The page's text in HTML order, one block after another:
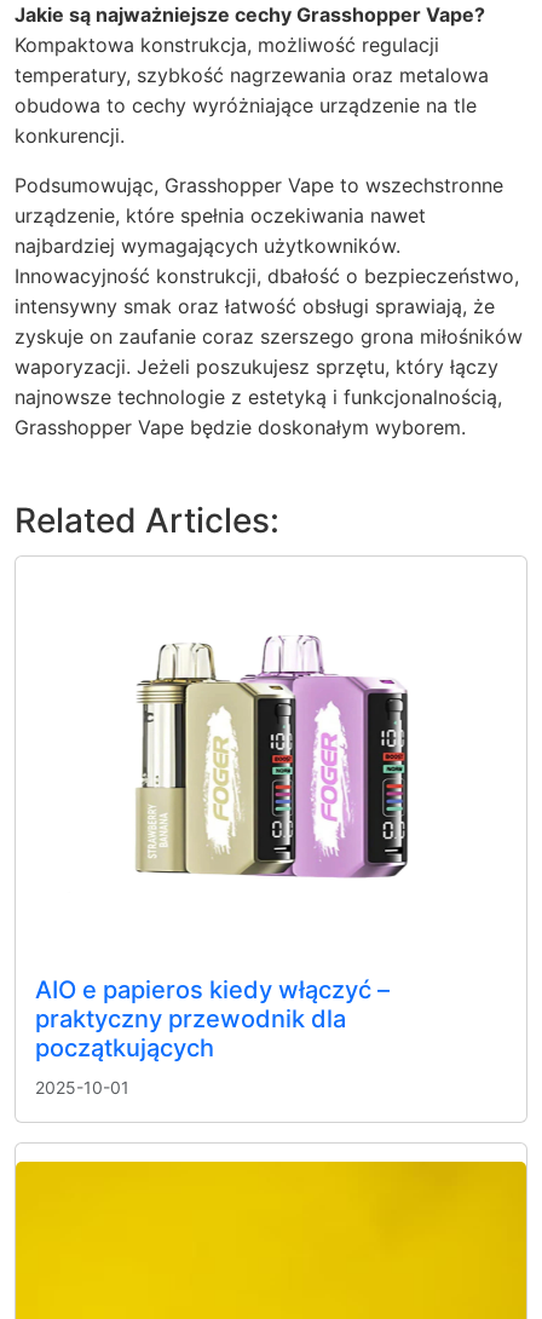
Jakie są najważniejsze cechy Grasshopper Vape?
Kompaktowa konstrukcja, możliwość regulacji
temperatury, szybkość nagrzewania oraz metalowa
obudowa to cechy wyróżniające urządzenie na tle
konkurencji.
Podsumowując, Grasshopper Vape to wszechstronne
urządzenie, które spełnia oczekiwania nawet
najbardziej wymagających użytkowników.
Innowacyjność konstrukcji, dbałość o bezpieczeństwo,
intensywny smak oraz łatwość obsługi sprawiają, że
zyskuje on zaufanie coraz szerszego grona miłośników
waporyzacji. Jeżeli poszukujesz sprzętu, który łączy
najnowsze technologie z estetyką i funkcjonalnością,
Grasshopper Vape będzie doskonałym wyborem.
Related Articles:
AIO e papieros kiedy włączyć –
praktyczny przewodnik dla
początkujących
2025-10-01